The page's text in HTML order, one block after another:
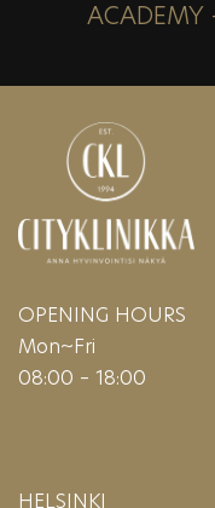
ACADEMY
OPENING HOURS
Mon~Fri
08:00 – 18:00
HELSINKI